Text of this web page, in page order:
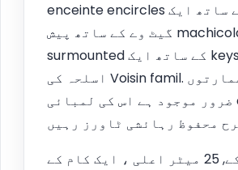
enceinte encircles سلطنت کے ساتھ ایک
گیٹ وے کے ساتھ پیش machicolation اور
surmounted کے ساتھ ایک keystone اثر
اسلحہ کی Voisin famil. متعدد عمارتوں
ضرور موجود ہے اس کی لمبائی enceinte. دو
چوک رکھنے کے, 25 میٹر اعلی ، ایک کام کے